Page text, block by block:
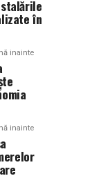
în
inainte
inainte